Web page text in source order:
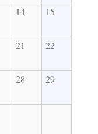
14 15
21 22
28 29